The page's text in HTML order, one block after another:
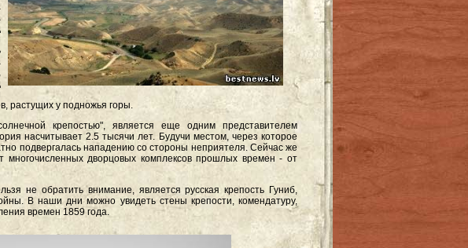
растущих у подножья горы.
крепостью", является еще одним представителем
насчитывает 2.5 тысячи лет. Будучи местом, через которое
подвергалась нападению со стороны неприятеля. Сейчас же
многочисленных дворцовых комплексов прошлых времен - от
не обратить внимание, является русская крепость Гуниб,
В наши дни можно увидеть стены крепости, комендатуру,
времен 1859 года.